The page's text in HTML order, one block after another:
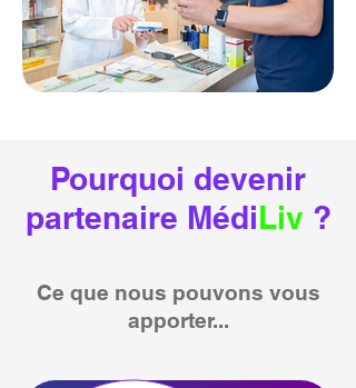
Pourquoi devenir
partenaire MédiLiv ?
Ce que nous pouvons vous
apporter...